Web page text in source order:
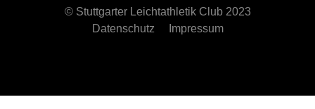
© Stuttgarter Leichtathletik Club 2023
Datenschutz
Impressum